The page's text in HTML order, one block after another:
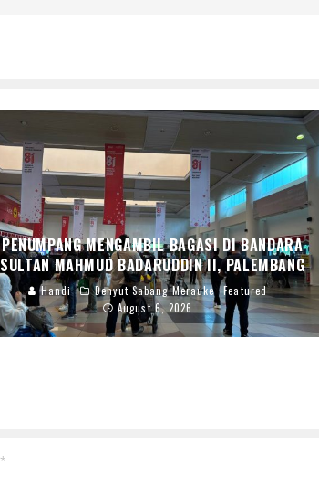
PENUMPANG MENGAMBIL BAGASI DI BANDARA
SULTAN MAHMUD BADARUDDIN II, PALEMBANG
Handi Denyut Sabang Merauke
Featured
August 6, 2026
*